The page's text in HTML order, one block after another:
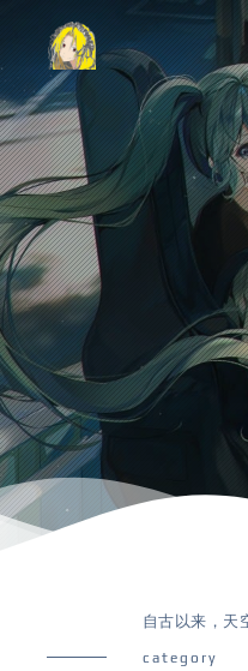
自古以来，天
category